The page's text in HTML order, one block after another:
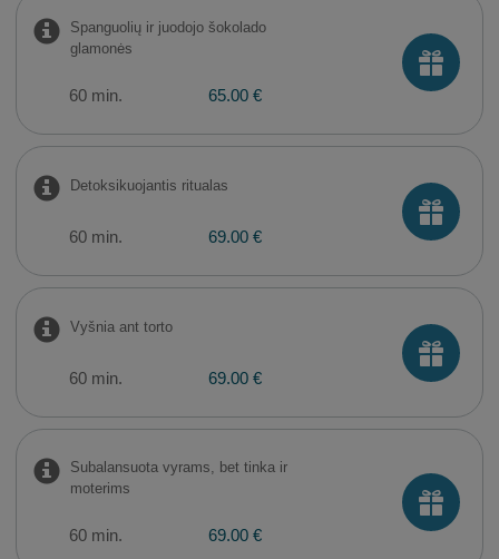
Spanguolių ir juodojo šokolado
glamonės
60 min. 65.00 €
Detoksikuojantis ritualas
60 min. 69.00 €
Vyšnia ant torto
60 min. 69.00 €
Subalansuota vyrams, bet tinka ir
moterims
60 min. 69.00 €